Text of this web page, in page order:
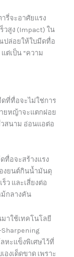
ารี่จะอาศัยแรง
วสูง (Impact) ใน
ล่อยให้ใบมีดทื่อ
ต่เป็น “ความ
ดที่ทื่อจะไม่ใช่การ
ยหญ้าจะแตกฝอย
สนาม อ่อนแอต่อ
ทื่อจะสร้างแรง
งยนต์กินน้ำมันดุ
ว และเสี่ยงต่อ
กลางคัน
าใช้เทคโนโลยี
Sharpening
หะแข็งพิเศษไว้ที่
งเด็ดขาด เพราะ